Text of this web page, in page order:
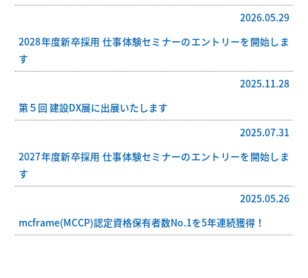
2026.05.29
2028年度新卒採用 仕事体験セミナーのエントリーを開始しま
す
2025.11.28
第５回 建設DX展に出展いたします
2025.07.31
2027年度新卒採用 仕事体験セミナーのエントリーを開始しま
す
2025.05.26
mcframe(MCCP)認定資格保有者数No.1を5年連続獲得！